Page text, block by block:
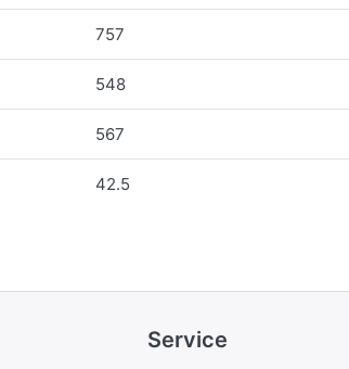
757
548
567
42.5
Service